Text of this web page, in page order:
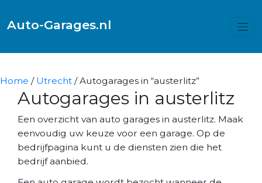
Auto-Garages.nl
Home / Utrecht / Autogarages in “austerlitz”
Autogarages in austerlitz
Een overzicht van auto garages in austerlitz. Maak
eenvoudig uw keuze voor een garage. Op de
bedrijfpagina kunt u de diensten zien die het
bedrijf aanbied.